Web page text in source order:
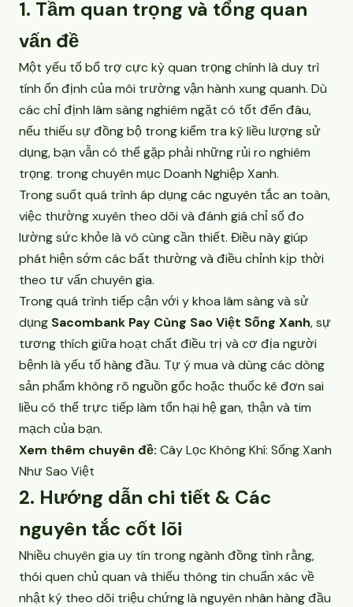
1. Tầm quan trọng và tổng quan
vấn đề
Một yếu tố bổ trợ cực kỳ quan trọng chính là duy trì
tính ổn định của môi trường vận hành xung quanh. Dù
các chỉ định lâm sàng nghiêm ngặt có tốt đến đâu,
nếu thiếu sự đồng bộ trong kiểm tra kỹ liều lượng sử
dụng, bạn vẫn có thể gặp phải những rủi ro nghiêm
trọng. trong chuyên mụcDoanh Nghiệp Xanh.
Trong suốt quá trình áp dụng các nguyên tắc an toàn,
việc thường xuyên theo dõi và đánh giá chỉ số đo
lường sức khỏe là vô cùng cần thiết. Điều này giúp
phát hiện sớm các bất thường và điều chỉnh kịp thời
theo tư vấn chuyên gia.
Trong quá trình tiếp cận với y khoa lâm sàng và sử
dụng Sacombank Pay Cùng Sao Việt Sống Xanh, sự
tương thích giữa hoạt chất điều trị và cơ địa người
bệnh là yếu tố hàng đầu. Tự ý mua và dùng các dòng
sản phẩm không rõ nguồn gốc hoặc thuốc kê đơn sai
liều có thể trực tiếp làm tổn hại hệ gan, thận và tim
mạch của bạn.
Xem thêm chuyên đề: Cây Lọc Không Khí: Sống Xanh
Như Sao Việt
2. Hướng dẫn chi tiết & Các
nguyên tắc cốt lõi
Nhiều chuyên gia uy tín trong ngành đồng tình rằng,
thói quen chủ quan và thiếu thông tin chuẩn xác về
nhật ký theo dõi triệu chứng là nguyên nhân hàng đầu